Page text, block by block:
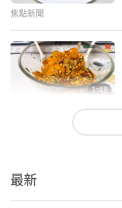
焦點新聞
1:48
最新